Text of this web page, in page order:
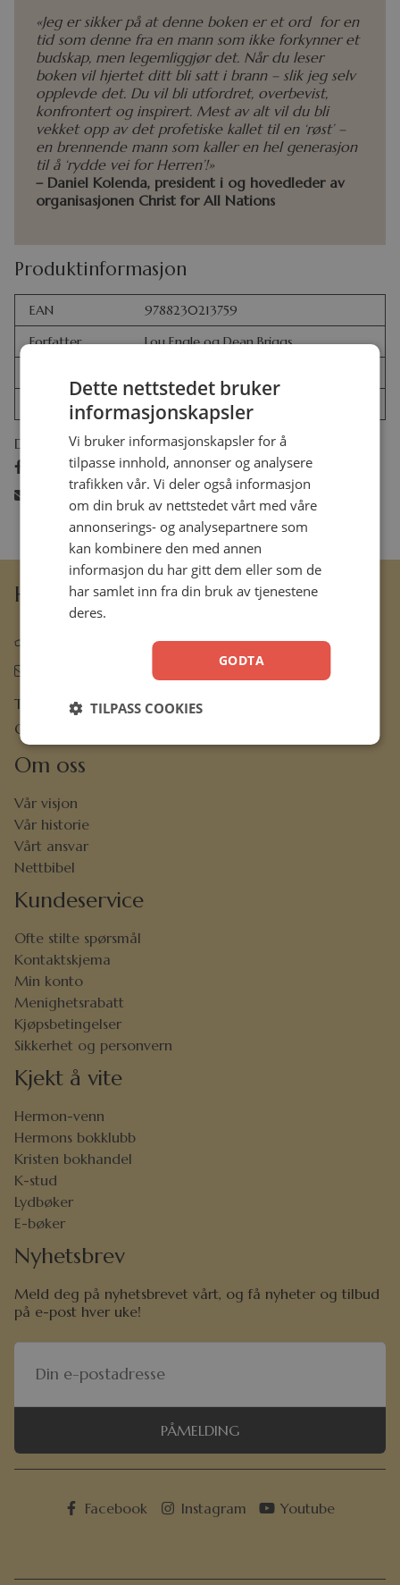
Del:
Del på facebook
Del på e-post
«Jeg er sikker på at denne boken er et ord for en
tid som denne fra en mann som ikke forkynner et
budskap, men legemliggjør det. Når du leser
boken vil hjertet ditt bli satt i brann – slik jeg selv
opplevde det. Du vil bli utfordret, overbevist,
konfrontert og inspirert. Mest av alt vil du bli
vekket opp av det profetiske kallet til en ‘røst’ –
en brennende mann som kaller en hel generasjon
til å ‘rydde vei for Herren’!»
– Daniel Kolenda, president i og hovedleder av
organisasjonen Christ for All Nations
Produktinformasjon
EAN
9788230213759
Forfatter
Lou Engle og Dean Briggs
2017
Hermon Forlag AS
ordre@hermon.no
Trondheimsveien 50 C, 2007 Kjeller
Org.nr. 889 204 982
Om oss
Vår visjon
Vår historie
Vårt ansvar
Nettbibel
Kundeservice
Ofte stilte spørsmål
Kontaktskjema
Min konto
Menighetsrabatt
Kjøpsbetingelser
Sikkerhet og personvern
Kjekt å vite
Hermon-venn
Hermons bokklubb
Kristen bokhandel
K-stud
Lydbøker
E-bøker
Nyhetsbrev
Meld deg på nyhetsbrevet vårt, og få nyheter og tilbud
på e-post hver uke!
PÅMELDING
Facebook Instagram Youtube
Dette nettstedet bruker
informasjonskapsler
Vi bruker informasjonskapsler for å
tilpasse innhold, annonser og analysere
trafikken vår. Vi deler også informasjon
om din bruk av nettstedet vårt med våre
annonserings- og analysepartnere som
kan kombinere den med annen
informasjon du har gitt dem eller som de
har samlet inn fra din bruk av tjenestene
deres.
GODTA
TILPASS COOKIES